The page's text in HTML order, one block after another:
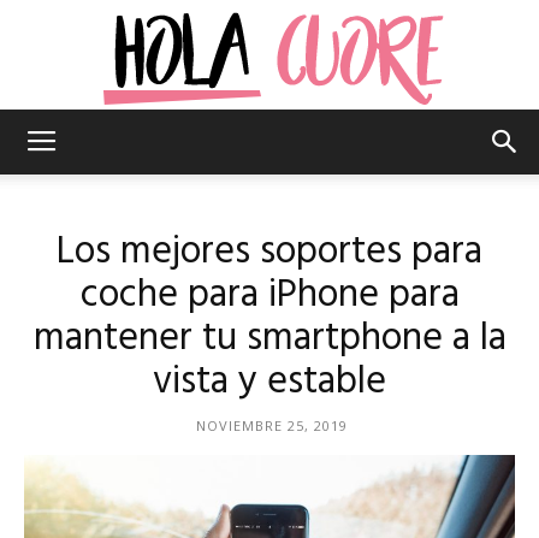
Cuore
–
Los mejores soportes para
coche para iPhone para
mantener tu smartphone a la
vista y estable
NOVIEMBRE 25, 2019